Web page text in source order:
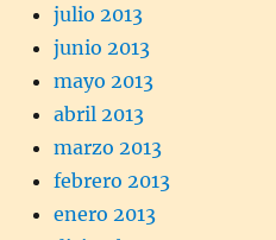
julio 2013
junio 2013
mayo 2013
abril 2013
marzo 2013
febrero 2013
enero 2013